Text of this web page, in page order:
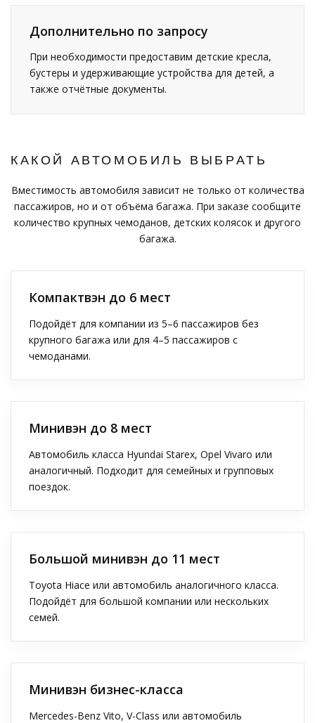
Дополнительно по запросу
При необходимости предоставим детские кресла,
бустеры и удерживающие устройства для детей, а
также отчётные документы.
КАКОЙ АВТОМОБИЛЬ ВЫБРАТЬ
Вместимость автомобиля зависит не только от количества
пассажиров, но и от объёма багажа. При заказе сообщите
количество крупных чемоданов, детских колясок и другого
багажа.
Компактвэн до 6 мест
Подойдёт для компании из 5–6 пассажиров без
крупного багажа или для 4–5 пассажиров с
чемоданами.
Минивэн до 8 мест
Автомобиль класса Hyundai Starex, Opel Vivaro или
аналогичный. Подходит для семейных и групповых
поездок.
Большой минивэн до 11 мест
Toyota Hiace или автомобиль аналогичного класса.
Подойдёт для большой компании или нескольких
семей.
Минивэн бизнес-класса
Mercedes-Benz Vito, V-Class или автомобиль